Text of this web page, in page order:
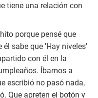
tiene una relación con
porque pensé que
sabe que 'Hay niveles'
con él en la
Íbamos a
escribió no pasó nada,
Que apreten el botón y